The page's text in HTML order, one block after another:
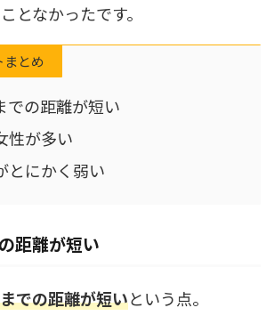
となかったです。
まとめ
での距離が短い
性が多い
とにかく弱い
距離が短い
での距離が短いという点。